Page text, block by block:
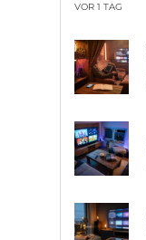
VOR 1 TAG